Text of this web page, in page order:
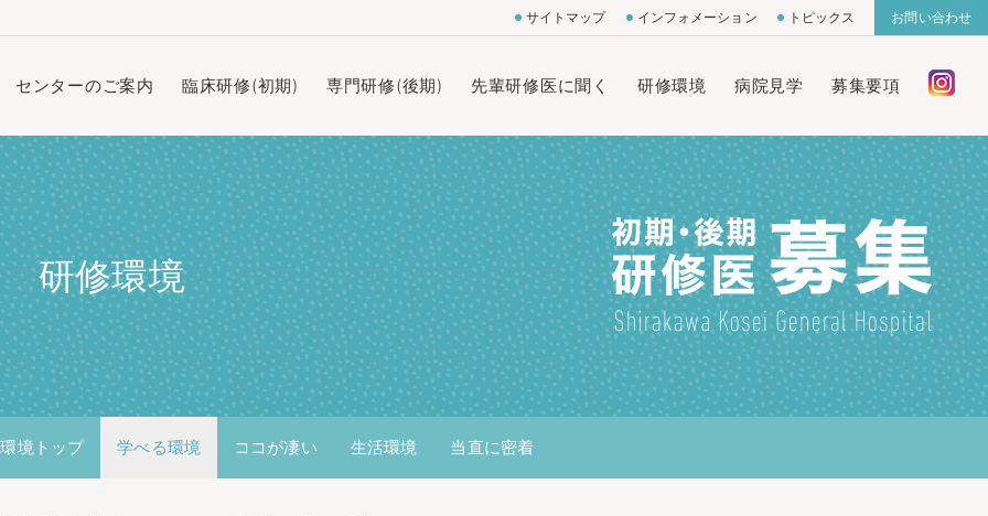
サイトマップ インフォメーション トピックス お問い合わせ
センターのご案内 臨床研修(初期) 専門研修(後期) 先輩研修医に聞く 研修環境 病院見学 募集要項
研修環境
境トップ 学べる環境 ココが凄い 生活環境 当直に密着